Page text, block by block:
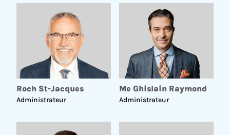
Roch St-Jacques
Administrateur
Me Ghislain Raymond
Administrateur